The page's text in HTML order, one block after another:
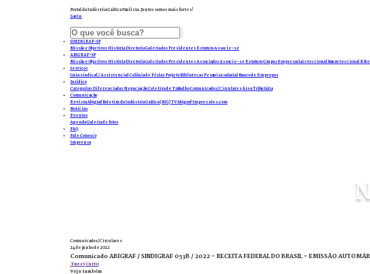
Portal da Indústria Gráfica Paulista. Juntos somos mais fortes!
Login
SINDIGRAF-SP
Missão e ObjetivosHistóriaDiretoriaGaleria dos PresidentesEstatutoAssocie-se
ABIGRAF-SP
Missão e ObjetivosHistóriaDiretoriaGaleria dos PresidentesAssociadosAssocie-seEstatutoGrupos EmpresariaisSeccional BauruSeccional
Serviços
Guia sindical / AssistencialColônia de FériasProjeto BibliotecasPesquisa salarialBanco de Empregos
Jurídico
Categorias DiferenciadasNegociação Coletiva de TrabalhoComunicados/CircularesÁrea Tributária
Comunicação
Revista AbigrafBoletim da Indústria Gráfica (BIG)TV AbigrafImpressões.com
Notícias
Eventos
AgendaGaleria de fotos
FAQ
Fale Conosco
Imprensa
Comunicados/Circulares
24 de junho de 2022
Comunicado ABIGRAF / SINDIGRAF 053B / 2022 – RECEITA FEDERAL DO BRASIL – EMISSÃO
Tweet Curtir
Veja também